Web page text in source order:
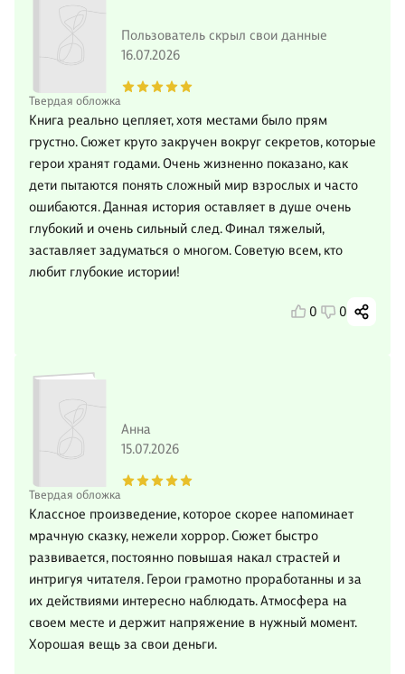
Твердая обложка
Пользователь скрыл свои данные
16.07.2026
Книга реально цепляет, хотя местами было прям
грустно. Сюжет круто закручен вокруг секретов, которые
герои хранят годами. Очень жизненно показано, как
дети пытаются понять сложный мир взрослых и часто
ошибаются. Данная история оставляет в душе очень
глубокий и очень сильный след. Финал тяжелый,
заставляет задуматься о многом. Советую всем, кто
любит глубокие истории!
0 0
Твердая обложка
Анна
15.07.2026
Классное произведение, которое скорее напоминает
мрачную сказку, нежели хоррор. Сюжет быстро
развивается, постоянно повышая накал страстей и
интригуя читателя. Герои грамотно проработанны и за
их действиями интересно наблюдать. Атмосфера на
своем месте и держит напряжение в нужный момент.
Хорошая вещь за свои деньги.